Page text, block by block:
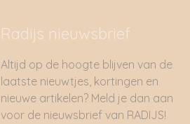
Radijs nieuwsbrief
Altijd op de hoogte blijven van de
laatste nieuwtjes, kortingen en
nieuwe artikelen? Meld je dan aan
voor de nieuwsbrief van RADIJS!